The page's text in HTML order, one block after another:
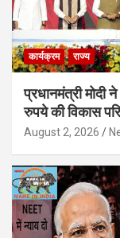
कार्यक्रम राज्य
प्रधानमंत्री
रुपये की विकास
August 2, 2026